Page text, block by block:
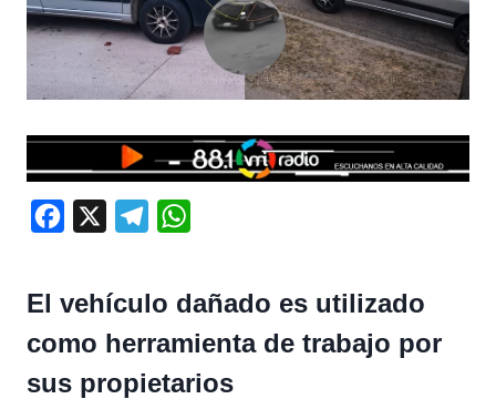
e
b
o
e
g
r
t
s
A
El vehículo dañado es utilizado
como herramienta de trabajo por
sus propietarios